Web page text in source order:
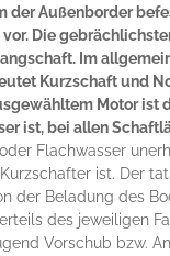
der Außenborder
Die
Im
Kurzschaft und
Motor ist
ist, bei allen
Flachwasser
ist. Der
der Beladung des
des jeweiligen
Vorschub bzw.